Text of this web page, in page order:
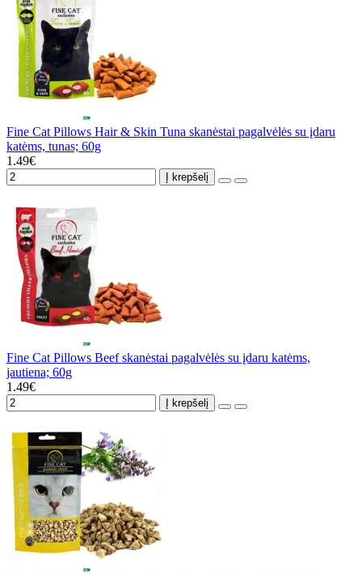
Fine Cat Pillows Hair & Skin Tuna skanėstai pagalvėlės su įdaru
katėms, tunas; 60g
1.49€
Į krepšelį
Fine Cat Pillows Beef skanėstai pagalvėlės su įdaru katėms,
jautiena; 60g
1.49€
Į krepšelį